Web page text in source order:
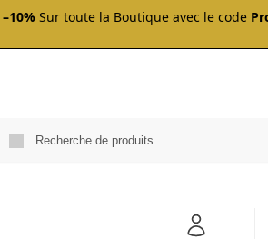
–10% Sur toute la Boutique avec le code